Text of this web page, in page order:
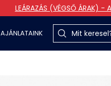
LEÁRAZÁS (VÉGSŐ ÁRAK) -
AJÁNLATAINK